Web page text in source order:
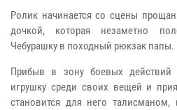
Ролик начинается со сцены
дочкой, которая незаметно
Чебурашку в походный рюкзак папы.
Прибыв в зону боевых действий
игрушку среди своих вещей и
становится для него талисманом,